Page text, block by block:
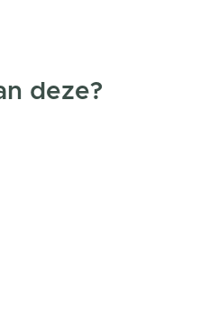
deze?